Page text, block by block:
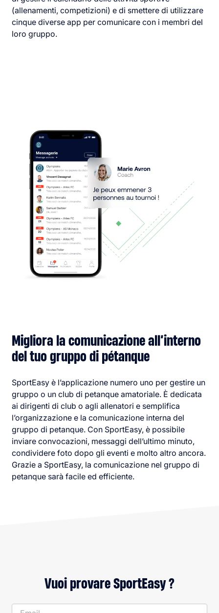
(allenamenti, competizioni) e di smettere di utilizzare
cinque diverse app per comunicare con i membri del
loro gruppo.
Migliora la comunicazione all’interno
del tuo gruppo di pétanque
SportEasy è l’applicazione numero uno per gestire un
gruppo o un club di petanque amatoriale. È dedicata
ai dirigenti di club o agli allenatori e semplifica
l’organizzazione e la comunicazione interna del
gruppo di petanque. Con SportEasy, è possibile
inviare convocazioni, messaggi dell’ultimo minuto,
condividere foto dopo gli eventi e molto altro ancora.
Grazie a SportEasy, la comunicazione nel gruppo di
petanque sarà facile ed efficiente.
Vuoi provare SportEasy ?